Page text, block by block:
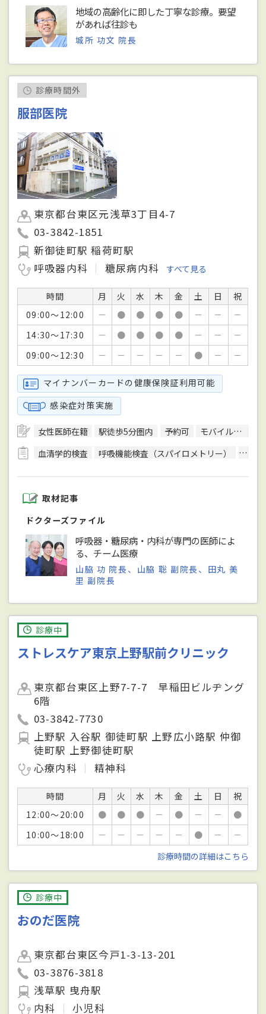
地域の高齢化に即した丁寧な診療。要望
があれば往診も
城所 功文 院長
診療時間外
服部医院
東京都台東区元浅草3丁目4-7
03-3842-1851
新御徒町駅 稲荷町駅
呼吸器内科
糖尿病内科 すべて見る
時間 月 火 水 木 金 土 日
祝
09:00～12:00
－ ● ● ● ● － －
－
14:30～17:30
－ ● ● ● ● － －
－
09:00～12:30
－ － － － － ● － －
マイナンバーカードの健康保険証利用可能
感染症対策実施
女性医師在籍 駅徒歩5分圏内 予約可
モバイル決済対応
血清学的検査
呼吸機能検査（スパイロメトリー） 細菌
取材記事
ドクターズファイル
呼吸器・糖尿病・内科が専門の医師によ
る、チーム医療
山脇 功 院長、山脇 聡 副院長、田丸 美
里 副院長
診療中
ストレスケア東京上野駅前クリニック
東京都台東区上野7-7-7 早稲田ビルヂング
6階
03-3842-7730
上野駅 入谷駅 御徒町駅 上野広小路駅 仲御
徒町駅 上野御徒町駅
心療内科
精神科
時間 月 火 水 木 金 土 日
祝
12:00～20:00
● ● ● － ● － －
●
10:00～18:00
－ － － － － ● －
－
診療時間の詳細はこちら
診療中
おのだ医院
東京都台東区今戸1-3-13-201
03-3876-3818
浅草駅 曳舟駅
内科
小児科